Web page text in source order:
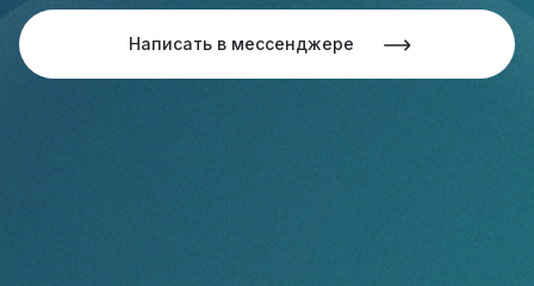
Написать в мессенджере